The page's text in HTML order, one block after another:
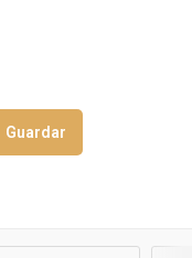
Guardar